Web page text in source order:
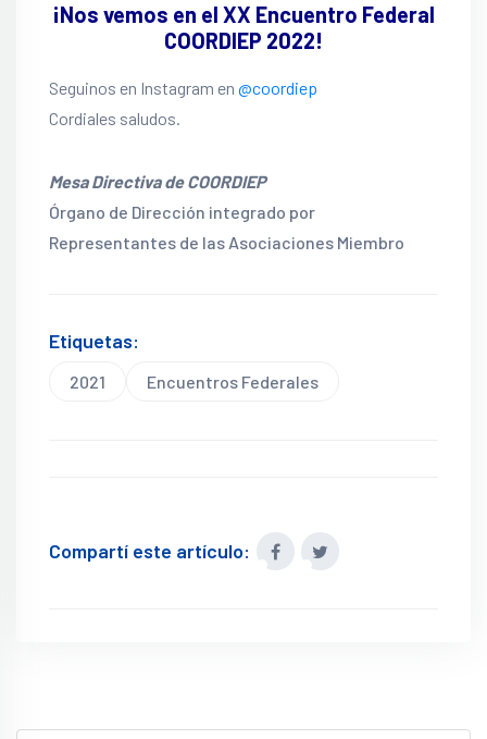
¡Nos vemos en el XX Encuentro Federal
COORDIEP 2022!
Seguinos en Instagram en @coordiep
Cordiales saludos.
Mesa Directiva de COORDIEP
Órgano de Dirección integrado por
Representantes de las Asociaciones Miembro
Etiquetas:
2021 Encuentros Federales
Compartí este artículo: